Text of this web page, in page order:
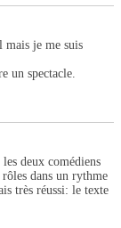
mais je me suis
un spectacle.
deux comédiens
dans un rythme
très réussi: le texte